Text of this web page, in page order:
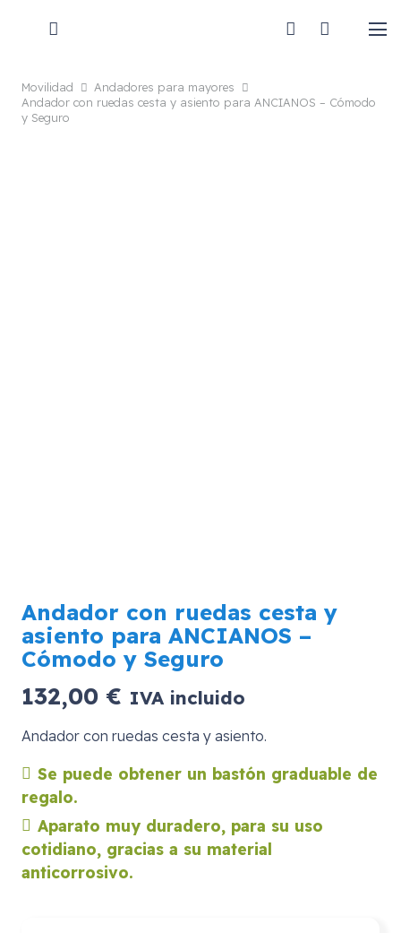
Movilidad
Andadores para mayores
Andador con ruedas cesta y asiento para ANCIANOS – Cómodo
y Seguro
Andador con ruedas cesta y
asiento para ANCIANOS –
Cómodo y Seguro
132,00 € IVA incluido
Andador con ruedas cesta y asiento.
Se puede obtener un bastón graduable de
regalo.
Aparato muy duradero, para su uso
cotidiano, gracias a su material
anticorrosivo.